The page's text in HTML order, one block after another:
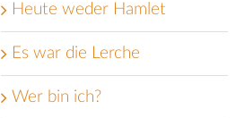
Heute weder Hamlet
Es war die Lerche
Wer bin ich?